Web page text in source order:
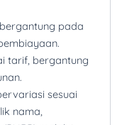
pada
tarif, bergantung
sesuai
nama,